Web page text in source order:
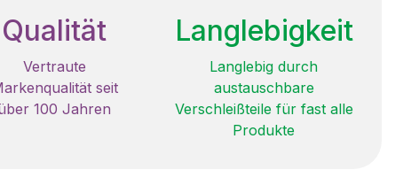
Qualität
Vertraute
seit
100 Jahren
Langlebigkeit
Langlebig durch
austauschbare
Verschleißteile für fast alle
Produkte